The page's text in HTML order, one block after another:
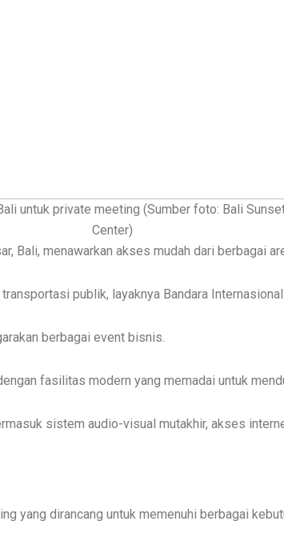
untuk private meeting (Sumber foto: Bali
Center)
Bali, menawarkan akses mudah dari berbagai
publik, layaknya Bandara Internasional
berbagai event bisnis.
fasilitas modern yang memadai untuk
sistem audio-visual mutakhir, akses
yang dirancang untuk memenuhi berbagai